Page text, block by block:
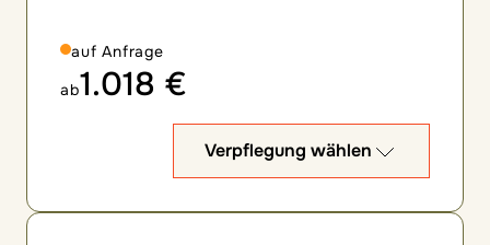
auf Anfrage
ab1.018 €
Verpflegung wählen